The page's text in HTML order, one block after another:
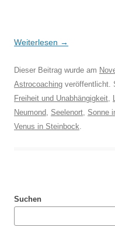
Weiterlesen →
Dieser Beitrag wurde am
Astrocoaching veröffentlicht.
Freiheit und Unabhängigkeit,
Neumond, Seelenort, Sonne
Venus in Steinbock.
Suchen